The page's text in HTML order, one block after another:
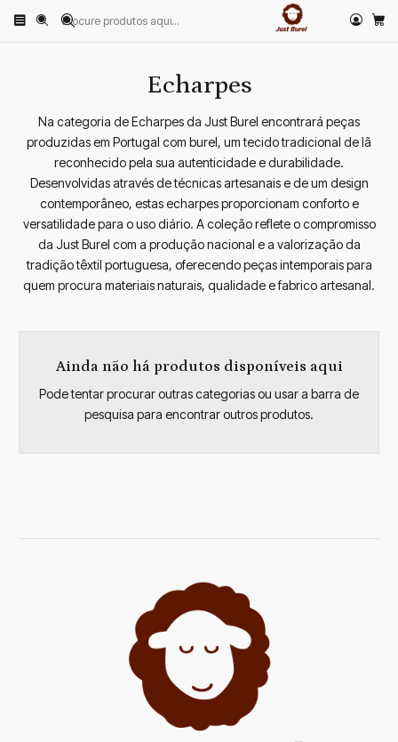
Início PRODUTOS VESTUÁRIO
Echarpes
Na categoria de Echarpes da Just Burel encontrará peças
produzidas em Portugal com burel, um tecido tradicional de lã
reconhecido pela sua autenticidade e durabilidade.
Desenvolvidas através de técnicas artesanais e de um design
contemporâneo, estas echarpes proporcionam conforto e
versatilidade para o uso diário. A coleção reflete o compromisso
da Just Burel com a produção nacional e a valorização da
tradição têxtil portuguesa, oferecendo peças intemporais para
quem procura materiais naturais, qualidade e fabrico artesanal.
Ainda não há produtos disponíveis aqui
Pode tentar procurar outras categorias ou usar a barra de
pesquisa para encontrar outros produtos.